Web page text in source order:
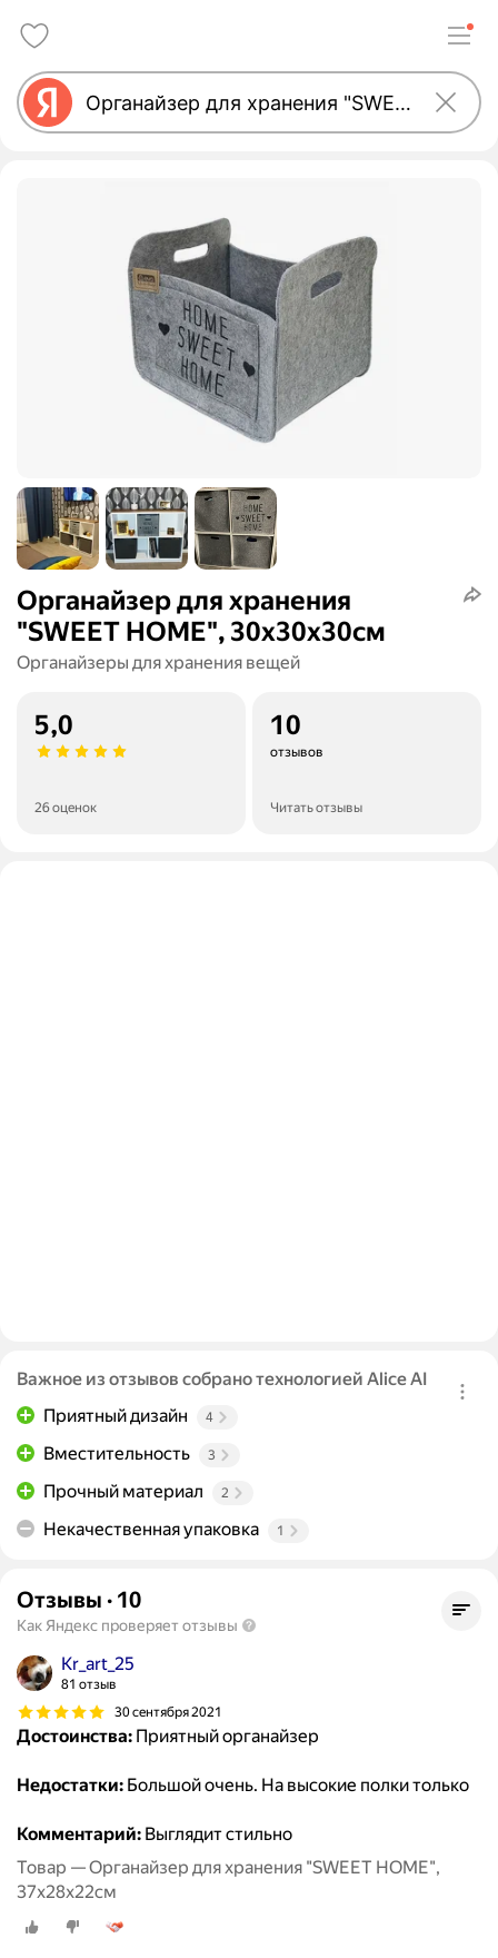
Органайзер для хранения
"SWEET HOME", 30х30х30см
Органайзеры для хранения вещей
5,0
26 оценок
10
отзывов
Читать отзывы
Важное из отзывов собрано технологией Alice AI
Приятный дизайн
4
Вместительность 3
Прочный материал 2
Некачественная упаковка 1
Отзывы · 10
Как Яндекс проверяет отзывы
Kr_art_25
81 отзыв
30 сентября 2021
Достоинства: Приятный органайзер
Недостатки: Большой очень. На высокие полки только
Комментарий: Выглядит стильно
Товар — Органайзер для хранения "SWEET HOME",
37х28х22см